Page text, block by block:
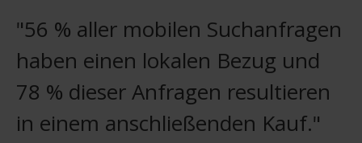
"56 % aller mobilen Suchanfragen
haben einen lokalen Bezug und
78 % dieser Anfragen resultieren
in einem anschließenden Kauf."